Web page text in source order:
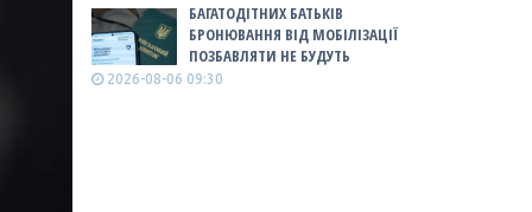
БАГАТОДІТНИХ БАТЬКІВ
БРОНЮВАННЯ ВІД МОБІЛІЗАЦІЇ
ПОЗБАВЛЯТИ НЕ БУДУТЬ
2026-08-06 09:30